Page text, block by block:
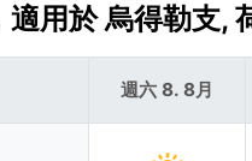
適用於 烏得勒支
週六 8. 8月